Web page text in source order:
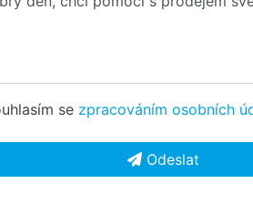
se zpracováním osobních
Odeslat